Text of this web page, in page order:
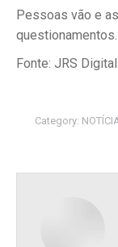
Pessoas vão e
questionamentos.
Fonte: JRS Digital.
Category: